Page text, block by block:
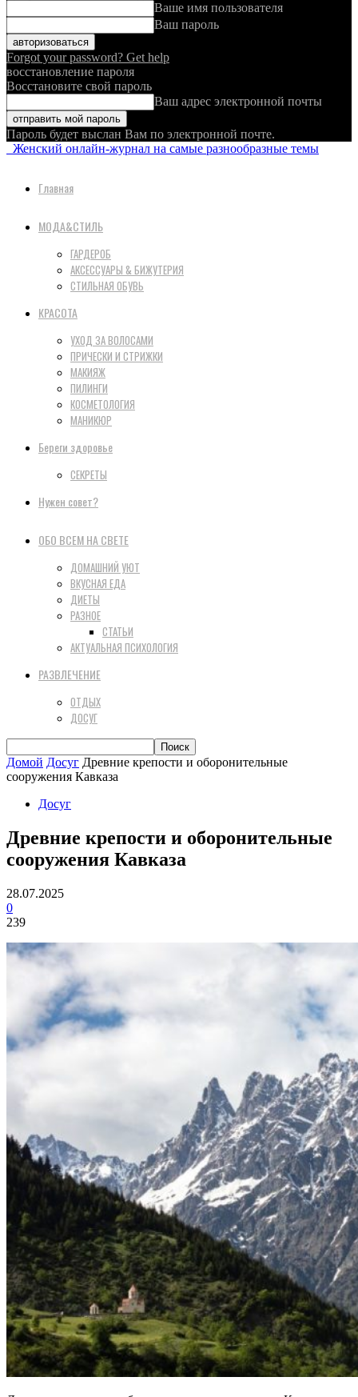
Ваше имя пользователя
Ваш пароль
Forgot your password? Get help
восстановление пароля
Восстановите свой пароль
Ваш адрес электронной почты
Пароль будет выслан Вам по электронной почте.
Женский онлайн-журнал на самые разнообразные темы
Главная
МОДА&СТИЛЬ
ГАРДЕРОБ
АКСЕССУАРЫ & БИЖУТЕРИЯ
СТИЛЬНАЯ ОБУВЬ
КРАСОТА
УХОД ЗА ВОЛОСАМИ
ПРИЧЕСКИ И СТРИЖКИ
МАКИЯЖ
ПИЛИНГИ
КОСМЕТОЛОГИЯ
МАНИКЮР
Береги здоровье
СЕКРЕТЫ
Нужен совет?
ОБО ВСЕМ НА СВЕТЕ
ДОМАШНИЙ УЮТ
ВКУСНАЯ ЕДА
ДИЕТЫ
РАЗНОЕ
СТАТЬИ
АКТУАЛЬНАЯ ПСИХОЛОГИЯ
РАЗВЛЕЧЕНИЕ
ОТДЫХ
ДОСУГ
Домой Досуг Древние крепости и оборонительные
сооружения Кавказа
Досуг
Древние крепости и оборонительные
сооружения Кавказа
28.07.2025
0
239